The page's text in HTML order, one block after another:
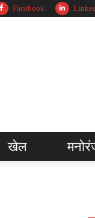
Facebook
खेल